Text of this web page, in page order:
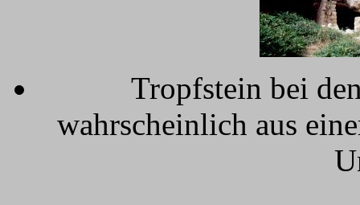
Tropfstein bei
wahrscheinlich aus